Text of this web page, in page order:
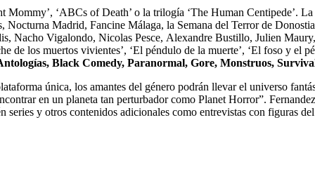
‘ABCs of Death’ o la trilogía ‘The Human Centipede’. La
Nocturna Madrid, Fancine Málaga, la Semana del Terror de
Nacho Vigalondo, Nicolas Pesce, Alexandre Bustillo, Julien
los muertos vivientes’, ‘El péndulo de la muerte’, ‘El foso y el
Black Comedy, Paranormal, Gore, Monstruos,
única, los amantes del género podrán llevar el universo
en un planeta tan perturbador como Planet Horror”.
y otros contenidos adicionales como entrevistas con figuras